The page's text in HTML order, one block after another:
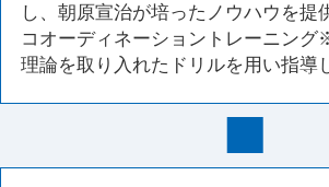
し、朝原宣治が培ったノウハウを提
コオーディネーショントレーニン
理論を取り入れたドリルを用い指導